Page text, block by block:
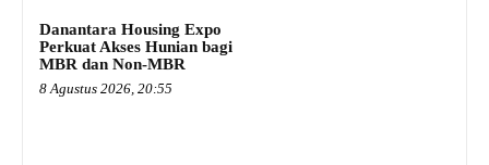
Danantara Housing Expo
Perkuat Akses Hunian bagi
MBR dan Non-MBR
8 Agustus 2026, 20:55